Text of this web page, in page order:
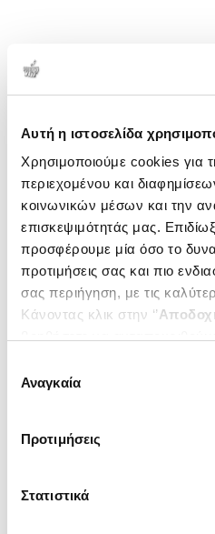
Αυτή η ιστοσελίδα
Χρησιμοποιούμε cookies για
περιεχομένου και
κοινωνικών μέσων και την
επισκεψιμότητάς μας.
προσφέρουμε μία όσο το
προτιμήσεις σας και πιο
σας περιήγηση, με τις
Κάνοντας κλικ στην ‘’
ενδιαφέρουν και να
΄΄και
συγκατάθεσης
Αναγκαία
Προτιμήσεις
Στατιστικά